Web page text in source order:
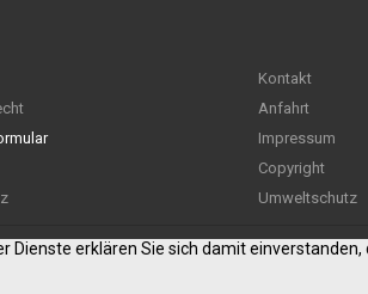
Kontakt
Anfahrt
Impressum
Copyright
Umweltschutz
erklären Sie sich damit einverstanden,